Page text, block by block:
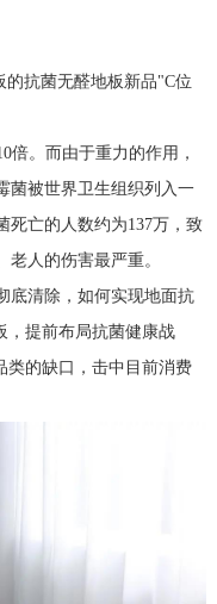
抗菌无醛地板新品"C位
倍。而由于重力的作用，
菌被世界卫生组织列入一
死亡的人数约为137万，致
人的伤害最严重。
底清除，如何实现地面抗
，提前布局抗菌健康战
类的缺口，击中目前消费